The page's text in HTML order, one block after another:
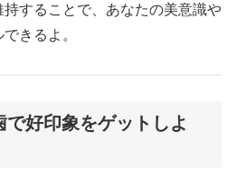
することで、あなたの美意識や
きるよ。
好印象をゲットしよ